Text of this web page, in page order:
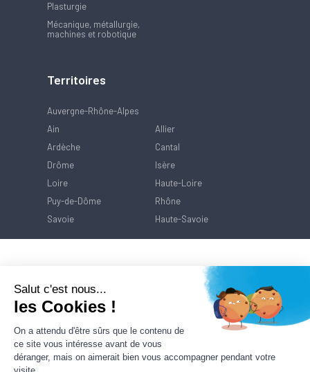
Plasturgie
Mécanique, métallurgie,
machines et robotique
Territoires
Auvergne-Rhône-Alpes
Ain
Allier
Ardèche
Cantal
Drôme
Isère
Loire
Haute-Loire
Puy-de-Dôme
Rhône
Savoie
Haute-Savoie
Salut c'est nous...
les Cookies !
On a attendu d'être sûrs que le contenu de
ce site vous intéresse avant de vous
déranger, mais on aimerait bien vous accompagner pendant votre